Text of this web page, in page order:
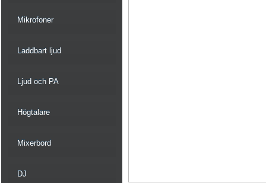
Mikrofoner
Laddbart ljud
Ljud och PA
Högtalare
Mixerbord
DJ